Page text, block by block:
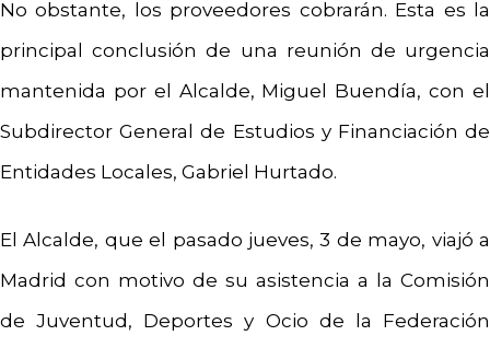
No obstante, los proveedores cobrarán. Esta es la
principal conclusión de una reunión de urgencia
mantenida por el Alcalde, Miguel Buendía, con el
Subdirector General de Estudios y Financiación de
Entidades Locales, Gabriel Hurtado.
El Alcalde, que el pasado jueves, 3 de mayo, viajó a
Madrid con motivo de su asistencia a la Comisión
de Juventud, Deportes y Ocio de la Federación